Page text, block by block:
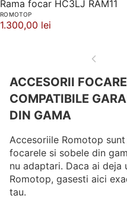
Rama focar HC3LJ RAM11
ROMOTOP
1.300,00 lei
ACCESORII
COMPATIBILE
DIN GAMA
Accesoriile Romotop
focarele si sobele din
nu adaptari. Daca ai deja
Romotop, gasesti aici
tau.